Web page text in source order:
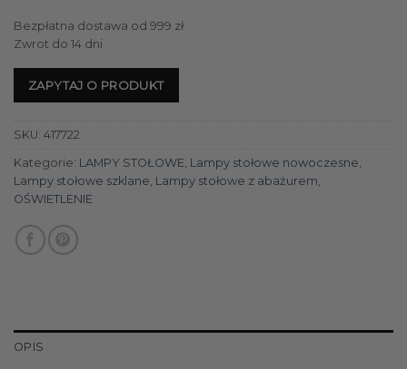
Bezpłatna dostawa od 999 zł
Zwrot do 14 dni
ZAPYTAJ O PRODUKT
SKU: 417722
Kategorie: LAMPY STOŁOWE Lampy stołowe nowoczesne
Lampy stołowe szklane Lampy stołowe z abażurem
OŚWIETLENIE
OPIS